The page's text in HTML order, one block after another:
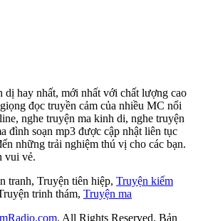
hay nhất, mới nhất với chất lượng cao
đọc truyền cảm của nhiều MC nổi
nghe truyện ma kinh di, nghe truyện
đình soạn mp3 được cập nhật liên tục
những trải nghiệm thú vị cho các bạn.
vui vẻ.
tranh, Truyện tiên hiệp, Truyện kiếm
trinh thám, Truyện ma
. All Rights Reserved. Bản